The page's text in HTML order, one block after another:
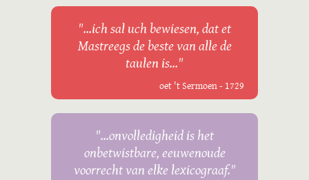
"...ich sal uch bewiesen, dat et
Mastreegs de beste van alle de
taulen is..."
oet 't Sermoen - 1729
"...onvolledigheid is het
onbetwistbare, eeuwenoude
voorrecht van elke lexicograaf."